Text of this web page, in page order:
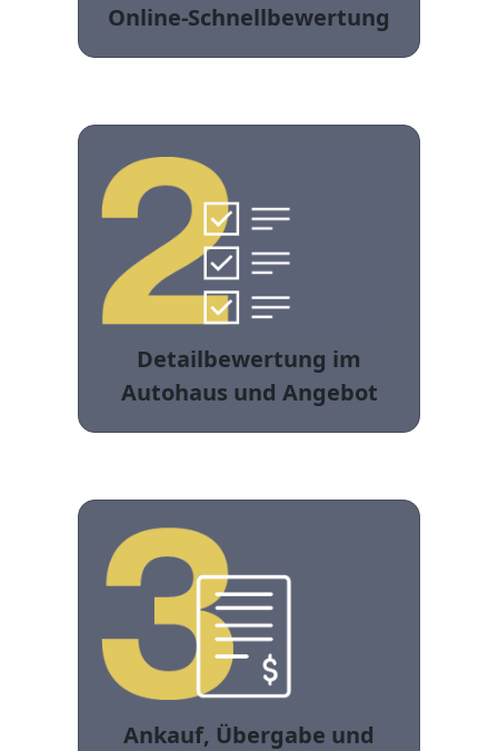
Online-Schnellbewertung
Detailbewertung im
Autohaus und Angebot
Ankauf, Übergabe und